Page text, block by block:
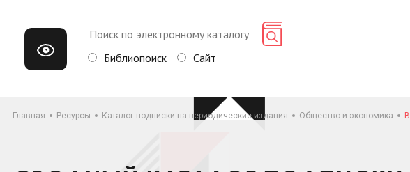
Библиопоиск Сайт
Главная Ресурсы Каталог подписки на периодические издания Общество и экономика